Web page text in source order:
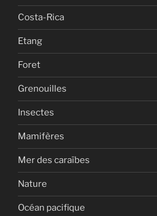
Costa-Rica
Etang
Foret
Grenouilles
Insectes
Mamifères
Mer des caraïbes
Nature
Océan pacifique